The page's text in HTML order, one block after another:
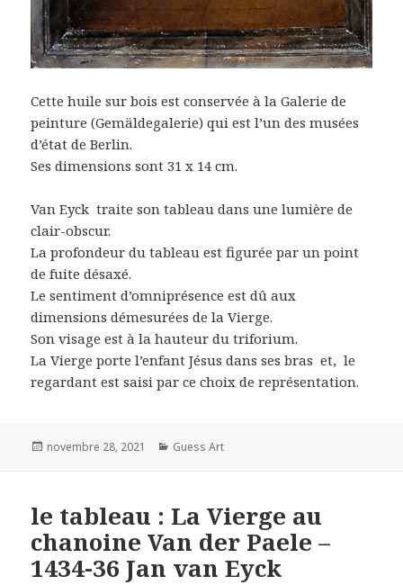
Cette huile sur bois est conservée à la Galerie de
peinture (Gemäldegalerie) qui est l’un des musées
d’état de Berlin.
Ses dimensions sont 31 x 14 cm.
Van Eyck traite son tableau dans une lumière de
clair-obscur.
La profondeur du tableau est figurée par un point
de fuite désaxé.
Le sentiment d’omniprésence est dû aux
dimensions démesurées de la Vierge.
Son visage est à la hauteur du triforium.
La Vierge porte l’enfant Jésus dans ses bras et, le
regardant est saisi par ce choix de représentation.
Posted
novembre 28, 2021 Categories
Guess Art
le tableau : La Vierge au
chanoine Van der Paele –
1434-36 Jan van Eyck